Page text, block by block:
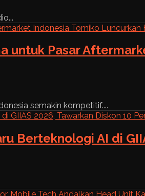
untuk Pasar
semakin kompetitif....
Berteknologi AI di